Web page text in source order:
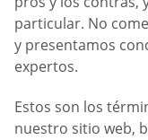
particular. No
y presentamos
expertos.
Estos son los
nuestro sitio web,